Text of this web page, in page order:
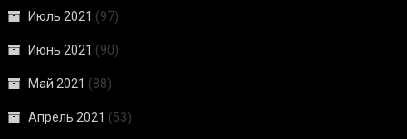
Июль 2021 (97)
Июнь 2021 (90)
Май 2021 (88)
Апрель 2021 (53)